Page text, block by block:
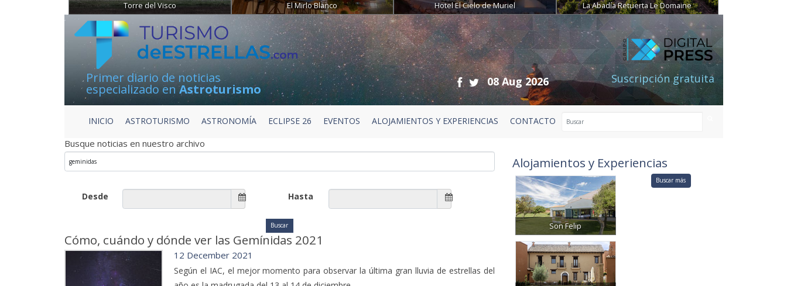
Torre del Visco El Mirlo Blanco Hotel El Cielo de Muriel La Abadía Retuerta Le Domaine
Primer diario de noticias
especializado enAstroturismo
08 Aug 2026 Suscripción gratuita
INICIO ASTROTURISMO ASTRONOMÍA ECLIPSE 26 EVENTOS ALOJAMIENTOS Y EXPERIENCIAS CONTACTO
Busque noticias en nuestro archivo
Desde Hasta
Cómo, cuándo y dónde ver las Gemínidas 2021
12 December 2021
Según el IAC, el mejor momento para observar la última gran lluvia de estrellas del
Alojamientos y Experiencias
Son Felip
Buscar más